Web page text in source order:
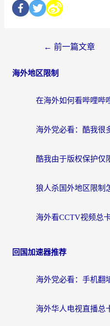
← 前一篇文章
海外地区限制
回国加速器推荐